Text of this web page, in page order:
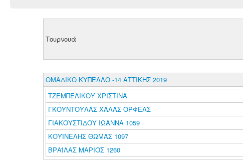
Τουρνουά
ΟΜΑΔΙΚΟ ΚΥΠΕΛΛΟ -14 ΑΤΤΙΚΗΣ 2019
ΤΖΕΜΠΕΛΙΚΟΥ ΧΡΙΣΤΙΝΑ
ΓΚΟΥΝΤΟΥΛΑΣ ΧΑΛΑΣ ΟΡΦΕΑΣ
ΓΙΑΚΟΥΣΤΙΔΟΥ ΙΩΑΝΝΑ 1059
ΚΟΥΪΝΕΛΗΣ ΘΩΜΑΣ 1097
ΒΡΑΪΛΑΣ ΜΑΡΙΟΣ 1260